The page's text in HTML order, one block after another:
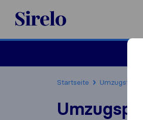
Sirelo.at
Startseite Umzugsfirmen